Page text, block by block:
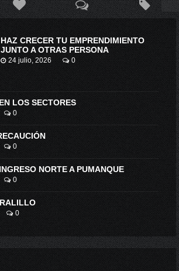
HAZ CRECER TU EMPRENDIMIENTO
JUNTO A OTRAS PERSONA
24 julio, 2026 0
LOS SECTORES
0
0
NORTE A PUMANQUE
0
0